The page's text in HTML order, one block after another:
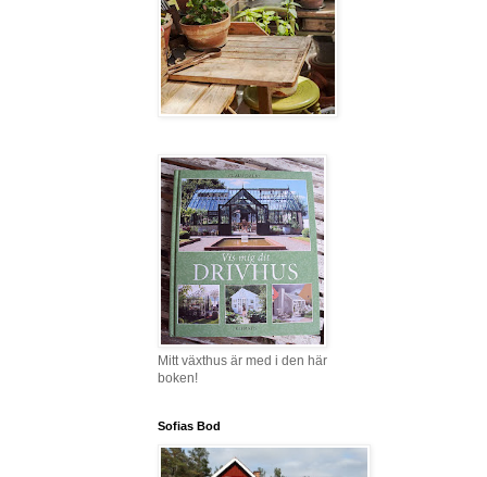
Mitt växthus är med i den här
boken!
Sofias Bod